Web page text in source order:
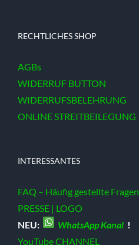
RECHTLICHES SHOP
AGBs
WIDERRUF BUTTON
WIDERRUFSBELEHRUNG
ONLINE STREITBEILEGUNG
INTERESSANTES
FAQ – Häufig gestellte Fragen
PRESSE | LOGO
NEU:
WhatsApp Kanal !
YouTube CHANNEL